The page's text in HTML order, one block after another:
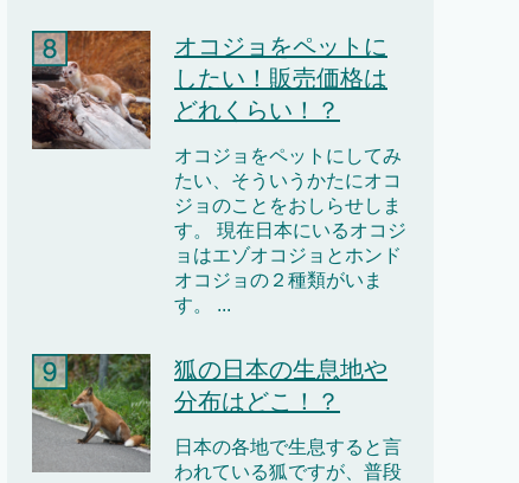
オコジョをペットに
したい！販売価格は
どれくらい！？
オコジョをペットにしてみ
たい、そういうかたにオコ
ジョのことをおしらせしま
す。 現在日本にいるオコジ
ョはエゾオコジョとホンド
オコジョの２種類がいま
す。 ...
狐の日本の生息地や
分布はどこ！？
日本の各地で生息すると言
われている狐ですが、普段